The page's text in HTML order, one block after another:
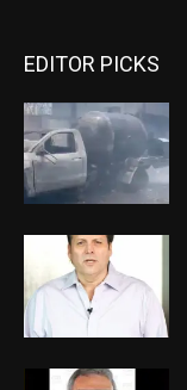
EDITOR PICKS